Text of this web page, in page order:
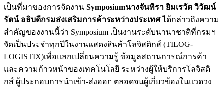
เป็นที่มาของการจัดงาน Symposiumนางจันทิรา ยิมเรวัต วิวัฒน์
รัตน์ อธิบดีกรมส่งเสริมการค้าระหว่างประเทศได้กล่าวถึงความ
สำคัญของงานนี้ว่า Symposium เป็นงานระดับนานาชาติที่กรมฯ
จัดเป็นประจำทุกปีในงานแสดงสินค้าโลจิสติกส์ (TILOG-
LOGISTIX)เพื่อแลกเปลี่ยนความรู้ ข้อมูลสถานการณ์การค้า
และความก้าวหน้าของเทคโนโลยี ระหว่างผู้ให้บริการโลจิสติ
กส์ ผู้ประกอบการนำเข้า-ส่งออก ตลอดจนผู้เกี่ยวข้องในแวดวง